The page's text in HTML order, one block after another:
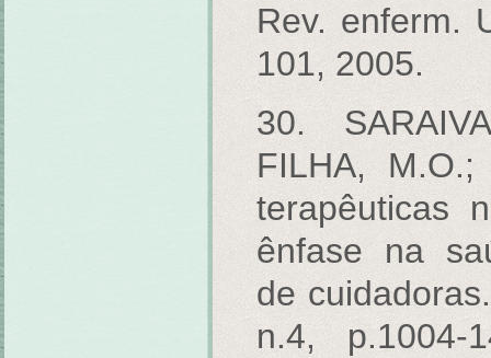
Rev. enferm.
101, 2005.
30.
FILHA,
terapêuticas
ênfase na
de
n.4, p.1004-